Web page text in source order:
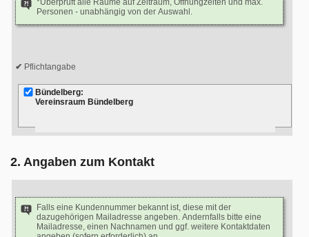
*Überprüft alle Räume auf Zeitraum, Öffnungzeiten und max.
Personen - unabhängig von der Auswahl.
Pflichtangabe
Bündelberg:
Vereinsraum Bündelberg
2. Angaben zum Kontakt
Falls eine Kundennummer bekannt ist, diese mit der
dazugehörigen Mailadresse angeben. Andernfalls bitte eine
Mailadresse, einen Nachnamen und ggf. weitere Kontaktdaten